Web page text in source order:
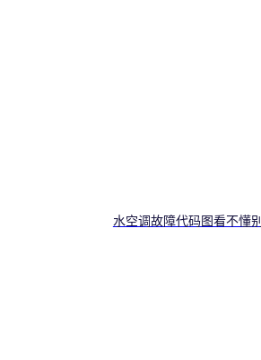
水空调故障代码图看不懂